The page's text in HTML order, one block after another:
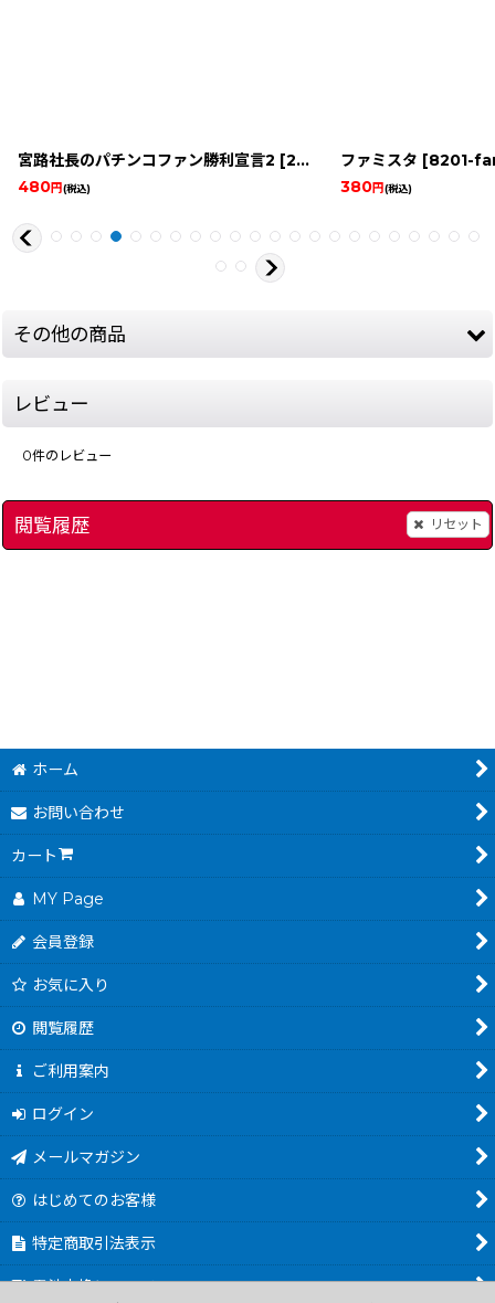
]
宮路社長のパチンコファン勝利宣言2 [2833-miyaji-pachinko-2-snes
480円(税込)
ファミスタ [8201-
380円(税込)
その他の商品
レビュー
0件のレビュー
閲覧履歴 リセット
ホーム
お問い合わせ
カート
MY Page
会員登録
お気に入り
閲覧履歴
ご利用案内
ログイン
メールマガジン
はじめてのお客様
特定商取引法表示
電池交換について